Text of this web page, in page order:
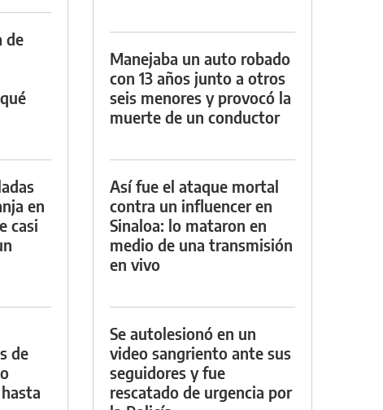
de
en
casi
de
Manejaba un auto robado
con 13 años junto a otros
seis menores y provocó la
muerte de un conductor
Así fue el ataque mortal
contra un influencer en
Sinaloa: lo mataron en
medio de una transmisión
en vivo
Se autolesionó en un
video sangriento ante sus
seguidores y fue
rescatado de urgencia por